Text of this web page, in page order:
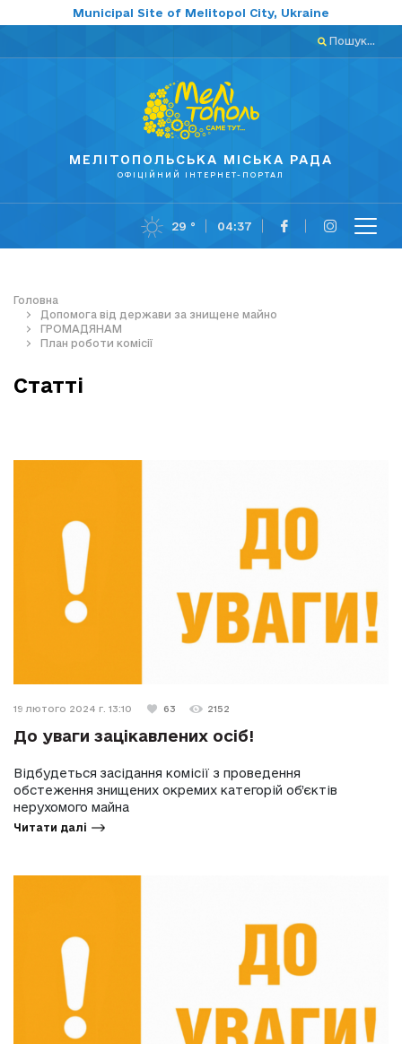
Municipal Site of Melitopol City, Ukraine
Пошук...
МЕЛІТОПОЛЬСЬКА МІСЬКА РАДА
ОФІЦІЙНИЙ ІНТЕРНЕТ-ПОРТАЛ
29 ° 04:37
Головна
Допомога від держави за знищене майно
ГРОМАДЯНАМ
План роботи комісії
Статті
19 лютого 2024 г. 13:10 63 2152
До уваги зацікавлених осіб!
Відбудеться засідання комісії з проведення
обстеження знищених окремих категорій об’єктів
нерухомого майна
Читати далі